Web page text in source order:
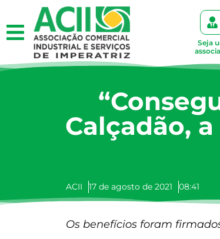
Seja
Calçadão,
ACII 17 de agosto de 2021 08:41
Os benefícios foram